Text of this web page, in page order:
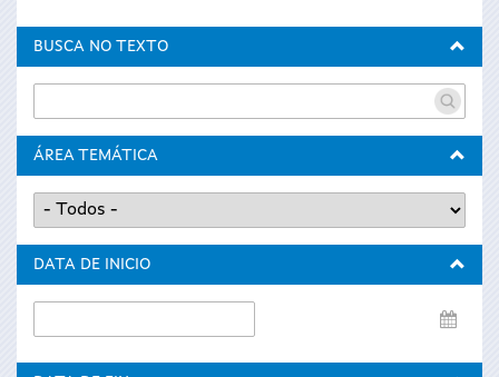
BUSCA NO TEXTO
ÁREA TEMÁTICA
DATA DE INICIO
de